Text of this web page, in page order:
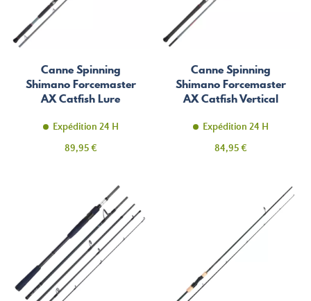
Canne Spinning
Shimano Forcemaster
AX Catfish Lure
Expédition 24 H
Prix
89,95 €
Canne Spinning
Shimano Forcemaster
AX Catfish Vertical
Expédition 24 H
Prix
84,95 €